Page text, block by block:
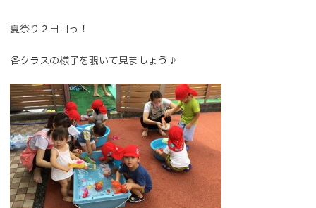
夏祭り２日目っ！
各クラスの様子を覗いて見ましょう♪